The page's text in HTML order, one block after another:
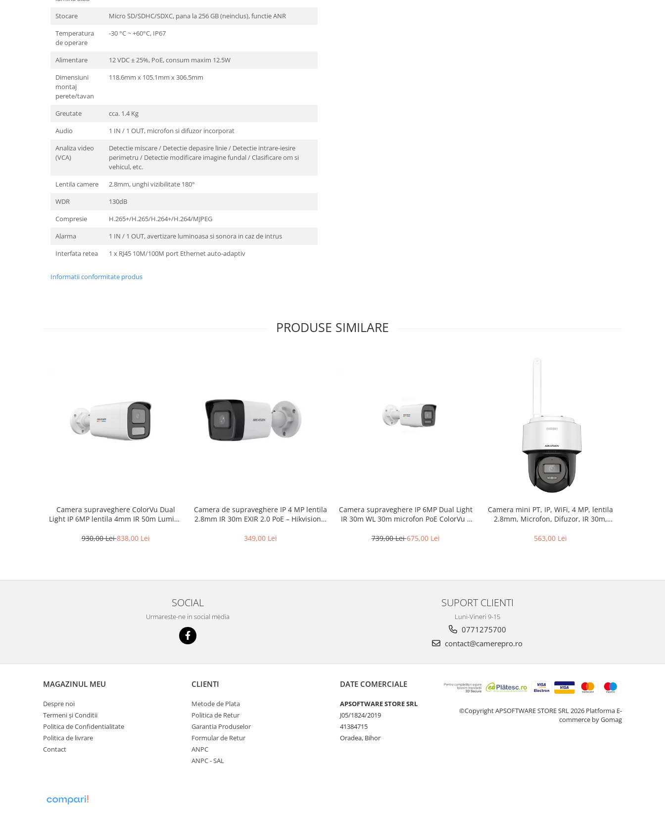
Stocare
Micro SD/SDHC/SDXC, pana la 256 GB (neinclus), functie ANR
Temperatura
de operare
-30 °C ~ +60°C, IP67
Alimentare
12 VDC ± 25%, PoE, consum maxim 12.5W
Dimensiuni
montaj
perete/tavan
118.6mm x 105.1mm x 306.5mm
Greutate
cca. 1.4 Kg
Audio
1 IN / 1 OUT, microfon si difuzor incorporat
Analiza video
(VCA)
Detectie miscare / Detectie depasire linie / Detectie intrare-iesire
perimetru / Detectie modificare imagine fundal / Clasificare om si
vehicul, etc.
Lentila camere
2.8mm, unghi vizibilitate 180°
WDR
130dB
Compresie
H.265+/H.265/H.264+/H.264/MJPEG
Alarma
1 IN / 1 OUT, avertizare luminoasa si sonora in caz de intrus
Interfata retea
1 x RJ45 10M/100M port Ethernet auto-adaptiv
Informatii conformitate produs
PRODUSE SIMILARE
Camera supraveghere ColorVu Dual
Light IP 6MP lentila 4mm IR 50m Lumină
2CD1T67G2H-LIU-4mm
930,00 Lei838,00 Lei
Camera de supraveghere IP 4 MP lentila
2.8mm IR 30m EXIR 2.0 PoE – Hikvision –
349,00 Lei
Camera supraveghere IP 6MP Dual Light
IR 30m WL 30m microfon PoE ColorVu –
739,00 Lei675,00 Lei
Camera mini PT, IP, WiFi, 4 MP, lentila
2.8mm, Microfon, Difuzor, IR 30m,
2DE2C400IWG-W-2.8mm
563,00 Lei
SOCIAL
Urmareste-ne in social media
SUPORT CLIENTI
Luni-Vineri 9-15
0771275700
contact@camerepro.ro
MAGAZINUL MEU
Despre noi
Termeni și Conditii
Politica de Confidentialitate
Politica de livrare
Contact
CLIENTI
Metode de Plata
Politica de Retur
Garantia Produselor
Formular de Retur
ANPC
ANPC - SAL
DATE COMERCIALE
APSOFTWARE STORE SRL
J05/1824/2019
41384715
Oradea, Bihor
©Copyright APSOFTWARE STORE SRL 2026 Platforma E-
commerce by Gomag